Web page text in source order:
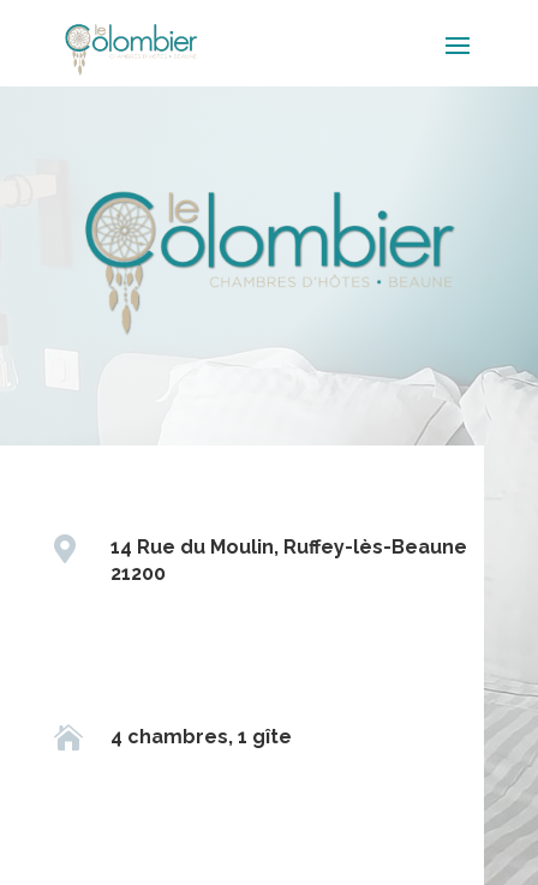

14 Rue du Moulin, Ruffey-lès-Beaune
21200
 4 chambres, 1 gîte